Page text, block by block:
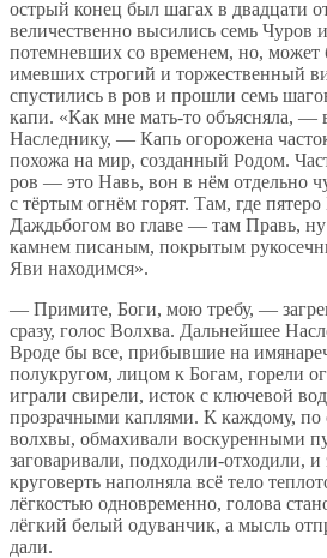
острый конец был шагах в двадцати
величественно высились семь Чуров
потемневших со временем, но, может
имевших строгий и торжественный
спустились в ров и прошли семь
капи. «Как мне мать-то объясняла, —
Наследнику, — Капь огорожена
похожа на мир, созданный Родом.
ров — это Навь, вон в нём отдельно
с тёртым огнём горят. Там, где
Даждьбогом во главе — там Правь,
камнем писаным, покрытым
Яви находимся».
— Примите, Боги, мою требу, —
сразу, голос Волхва. Дальнейшее
Вроде бы все, прибывшие на
полукругом, лицом к Богам, горели
играли свирели, исток с ключевой
прозрачными каплями. К каждому, по
волхвы, обмахивали воскуренными
заговаривали, подходили-отходили, и
круговерть наполняла всё тело
лёгкостью одновременно, голова
лёгкий белый одуванчик, а мысль
дали.